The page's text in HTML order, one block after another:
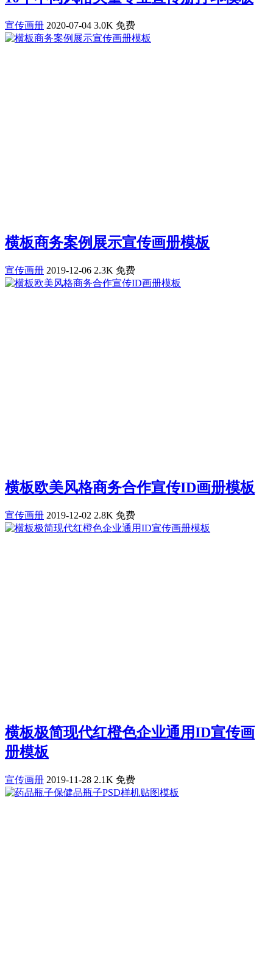
宣传画册 2020-07-04 3.0K 免费
横板商务案例展示宣传画册模板
宣传画册 2019-12-06 2.3K 免费
横板欧美风格商务合作宣传ID画册模板
宣传画册 2019-12-02 2.8K 免费
横板极简现代红橙色企业通用ID宣传画
册模板
宣传画册 2019-11-28 2.1K 免费